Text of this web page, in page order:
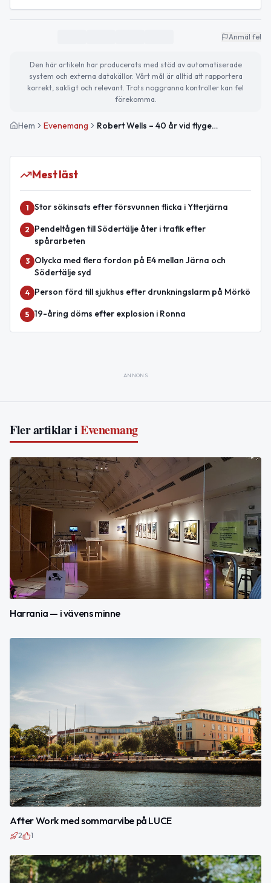
Anmäl fel
Den här artikeln har producerats med stöd av automatiserade
system och externa datakällor. Vårt mål är alltid att rapportera
korrekt, sakligt och relevant. Trots noggranna kontroller kan fel
förekomma.
Hem Evenemang Robert Wells – 40 år vid flygeln
Mest läst
1 Stor sökinsats efter försvunnen flicka i Ytterjärna
2
Pendeltågen till Södertälje åter i trafik efter
spårarbeten
3
Olycka med flera fordon på E4 mellan Järna och
Södertälje syd
4 Person förd till sjukhus efter drunkningslarm på Mörkö
5 19-åring döms efter explosion i Ronna
ANNONS
Fler artiklar iEvenemang
Harrania — i vävens minne
After Work med sommarvibe på LUCE
2 1